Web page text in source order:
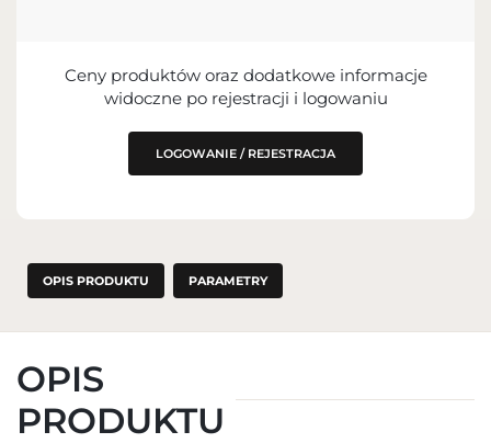
Ceny produktów oraz dodatkowe informacje
widoczne po rejestracji i logowaniu
LOGOWANIE / REJESTRACJA
OPIS PRODUKTU PARAMETRY
OPIS
PRODUKTU